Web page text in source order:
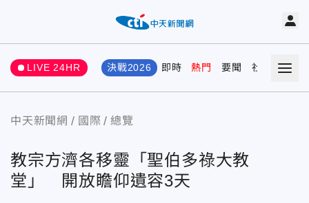
LIVE 24HR 決戰2026 即時 熱門 要聞 社會 娛樂
中天新聞網 國際 總覽
教宗方濟各移靈「聖伯多祿大教
堂」 開放瞻仰遺容3天